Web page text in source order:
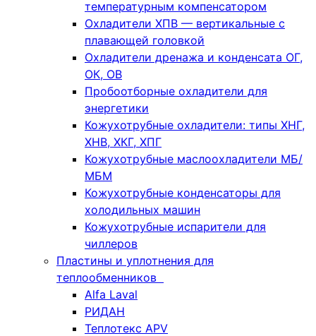
температурным компенсатором
Охладители ХПВ — вертикальные с
плавающей головкой
Охладители дренажа и конденсата ОГ,
ОК, ОВ
Пробоотборные охладители для
энергетики
Кожухотрубные охладители: типы ХНГ,
ХНВ, ХКГ, ХПГ
Кожухотрубные маслоохладители МБ/
МБМ
Кожухотрубные конденсаторы для
холодильных машин
Кожухотрубные испарители для
чиллеров
Пластины и уплотнения для
теплообменников
Alfa Laval
РИДАН
Теплотекс APV